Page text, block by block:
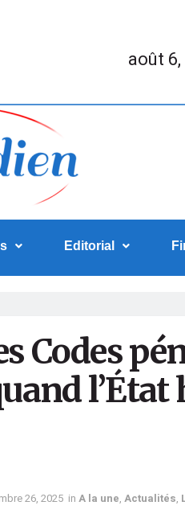
août
Editorial
Codes
l’État
26, 2025 in A la une, Actualités,